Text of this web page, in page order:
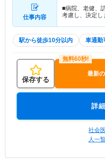
仕事内容
■病院、老健、
考慮し、決定し
駅から徒歩10分以内 車通勤
保存する
最新
詳
社会
人一